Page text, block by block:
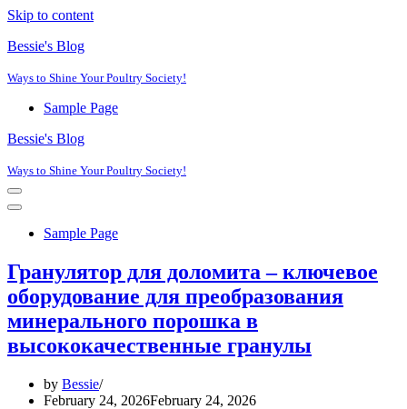
Skip to content
Bessie's Blog
Ways to Shine Your Poultry Society!
Sample Page
Bessie's Blog
Ways to Shine Your Poultry Society!
Navigation
Menu
Navigation
Sample Page
Гранулятор для доломита – ключевое
оборудование для преобразования
минерального порошка в
высококачественные гранулы
by Bessie
February 24, 2026February 24, 2026